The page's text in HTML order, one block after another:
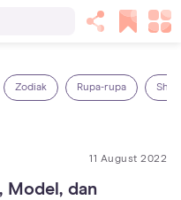
Zodiak Rupa-rupa
11 August 2022
Model, dan